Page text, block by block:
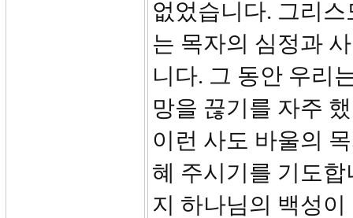
없었습니다. 그리
는 목자의 심정과
니다. 그 동안 우리
망을 끊기를 자주
이런 사도 바울의
혜 주시기를 기도
지 하나님의 백성